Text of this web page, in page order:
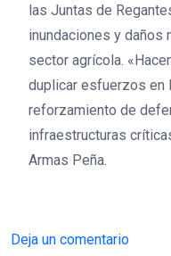
las Juntas de
inundaciones y daños
sector agrícola.
duplicar esfuerzos en
reforzamiento de
infraestructuras
Armas Peña.
Deja un comentario